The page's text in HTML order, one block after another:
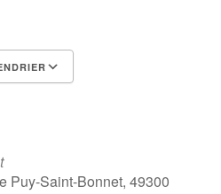
Puy-Saint-Bonnet, 49300